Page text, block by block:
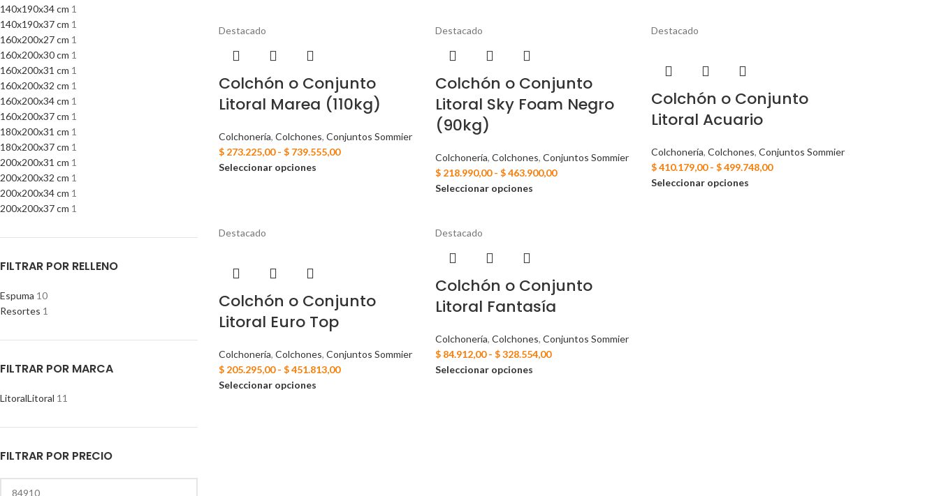
140x190x34 cm 1
140x190x37 cm 1
160x200x27 cm 1
160x200x30 cm 1
160x200x31 cm 1
160x200x32 cm 1
160x200x34 cm 1
160x200x37 cm 1
180x200x31 cm 1
180x200x37 cm 1
200x200x31 cm 1
200x200x32 cm 1
200x200x34 cm 1
200x200x37 cm 1
FILTRAR POR RELLENO
Espuma 10
Resortes 1
FILTRAR POR MARCA
LitoralLitoral 11
FILTRAR POR PRECIO
Destacado
Colchón o Conjunto
Litoral Marea (110kg)
Colchonería, Colchones, Conjuntos Sommier
$273.225,00 - $739.555,00
Seleccionar opciones
Destacado
Colchón o Conjunto
Litoral Sky Foam Negro
(90kg)
Colchonería, Colchones, Conjuntos Sommier
$218.990,00 - $463.900,00
Seleccionar opciones
Destacado
Colchón o Conjunto
Litoral Acuario
Colchonería, Colchones, Conjuntos Sommier
$410.179,00 - $499.748,00
Seleccionar opciones
Destacado
Colchón o Conjunto
Litoral Euro Top
Colchonería, Colchones, Conjuntos Sommier
$205.295,00 - $451.813,00
Seleccionar opciones
Destacado
Colchón o Conjunto
Litoral Fantasía
Colchonería, Colchones, Conjuntos Sommier
$84.912,00 - $328.554,00
Seleccionar opciones